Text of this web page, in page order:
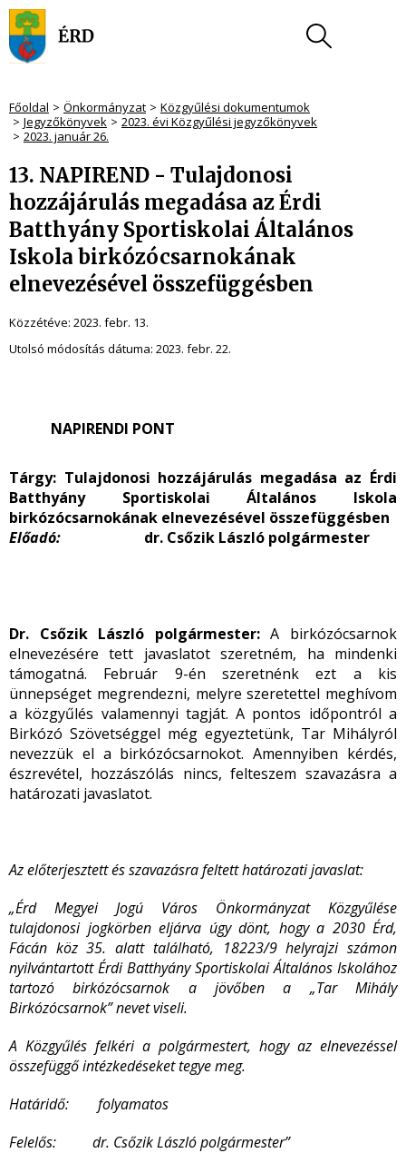
Főoldal Önkormányzat
Közgyűlési dokumentumok
Jegyzőkönyvek
2023. évi Közgyűlési jegyzőkönyvek
2023. január 26.
13. NAPIREND - Tulajdonosi
hozzájárulás megadása az Érdi
Batthyány Sportiskolai Általános
Iskola birkózócsarnokának
elnevezésével összefüggésben
Közzétéve: 2023. febr. 13.
Utolsó módosítás dátuma: 2023. febr. 22.
NAPIRENDI PONT
Tárgy: Tulajdonosi hozzájárulás megadása az Érdi
Batthyány Sportiskolai Általános Iskola
birkózócsarnokának elnevezésével összefüggésben
Előadó: dr. Csőzik László polgármester
Dr. Csőzik László polgármester:A birkózócsarnok
elnevezésére tett javaslatot szeretném, ha mindenki
támogatná. Február 9-én szeretnénk ezt a kis
ünnepséget megrendezni, melyre szeretettel meghívom
a közgyűlés valamennyi tagját. A pontos időpontról a
Birkózó Szövetséggel még egyeztetünk, Tar Mihályról
nevezzük el a birkózócsarnokot. Amennyiben kérdés,
észrevétel, hozzászólás nincs, felteszem szavazásra a
határozati javaslatot.
Az előterjesztett és szavazásra feltett határozati javaslat:
„Érd Megyei Jogú Város Önkormányzat Közgyűlése
tulajdonosi jogkörben eljárva úgy dönt, hogy a 2030 Érd,
Fácán köz 35. alatt található, 18223/9 helyrajzi számon
nyilvántartott Érdi Batthyány Sportiskolai Általános Iskolához
tartozó birkózócsarnok a jövőben a „Tar Mihály
Birkózócsarnok” nevet viseli.
A Közgyűlés felkéri a polgármestert, hogy az elnevezéssel
összefüggő intézkedéseket tegye meg.
Határidő: folyamatos
Felelős: dr. Csőzik László polgármester”